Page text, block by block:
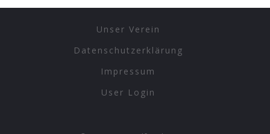
Unser Verein
Datenschutzerklärung
Impressum
User Login